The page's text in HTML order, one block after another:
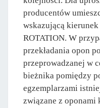
producentów
wskazującą
ROTATION. W
przekładania opon
przeprowadzanej w
bieżnika pomiędzy
egzemplarzami
związane z